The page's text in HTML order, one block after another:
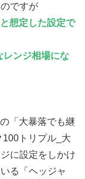
ですが
想定した設定で
ンジ相場にな
「大暴落でも継
トリプル_大
に設定をしかけ
る「ヘッジャ